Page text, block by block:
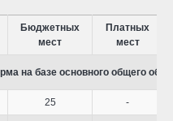
Бюджетных
мест
Платных
мест
на базе основного общего
25 -